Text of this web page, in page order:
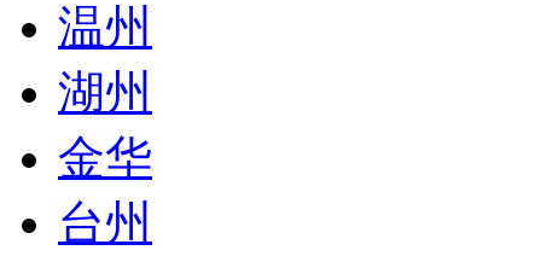
温州
湖州
金华
台州